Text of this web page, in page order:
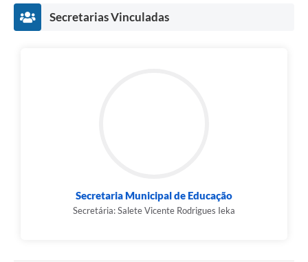
Secretarias Vinculadas
Secretaria Municipal de Educação
Secretária: Salete Vicente Rodrigues Ieka